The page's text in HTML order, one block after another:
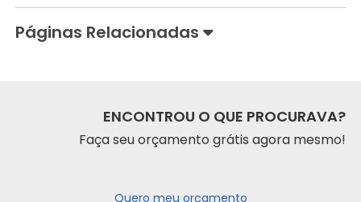
Páginas Relacionadas
ENCONTROU O QUE PROCURAVA?
Faça seu orçamento grátis agora mesmo!
Quero meu orçamento